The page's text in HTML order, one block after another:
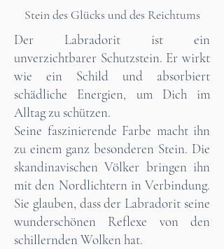
Stein des Glücks und des Reichtums
Der Labradorit ist ein
unverzichtbarer Schutzstein. Er wirkt
wie ein Schild und absorbiert
schädliche Energien, um Dich im
Alltag zu schützen.
Seine faszinierende Farbe macht ihn
zu einem ganz besonderen Stein. Die
skandinavischen Völker bringen ihn
mit den Nordlichtern in Verbindung.
Sie glauben, dass der Labradorit seine
wunderschönen Reflexe von den
schillernden Wolken hat.